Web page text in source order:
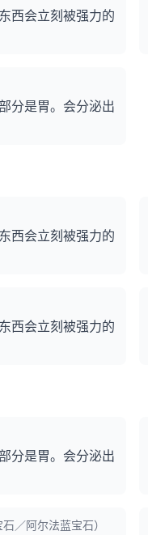
西会立刻被强力的
分是胃。会分泌出
西会立刻被强力的
西会立刻被强力的
分是胃。会分泌出
／阿尔法蓝宝石）